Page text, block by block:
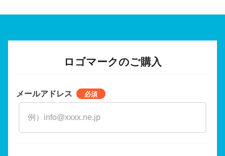
ロゴマークのご購入
メールアドレス